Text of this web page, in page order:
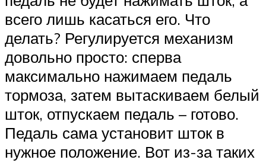
всего лишь касаться его. Что
делать? Регулируется механизм
довольно просто: сперва
максимально нажимаем педаль
тормоза, затем вытаскиваем белый
шток, отпускаем педаль – готово.
Педаль сама установит шток в
нужное положение. Вот из-за таких